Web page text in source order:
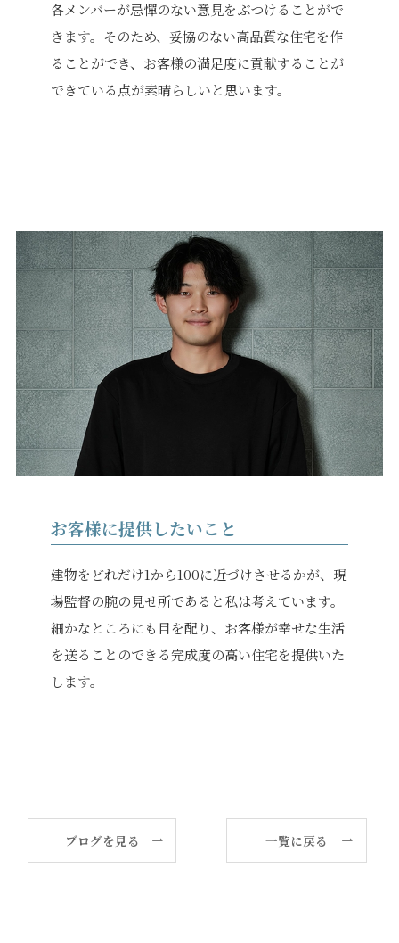
各メンバーが忌憚のない意見をぶつけることがで
きます。そのため、妥協のない高品質な住宅を作
ることができ、お客様の満足度に貢献することが
できている点が素晴らしいと思います。
お客様に提供したいこと
建物をどれだけ1から100に近づけさせるかが、現
場監督の腕の見せ所であると私は考えています。
細かなところにも目を配り、お客様が幸せな生活
を送ることのできる完成度の高い住宅を提供いた
します。
ブログを見る 一覧に戻る